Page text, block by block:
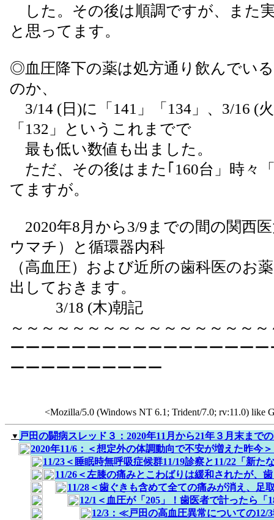
した。その後は順調ですが、また
と思ってます。
◎血圧降下の薬は処方通り飲んでい
のか、
3/14 (日)に「141」「134」、3/16 (
「132」というこれまでで
最も低い数値も出ました。
ただ、その後はまた｢160台」時々
てますが。
2020年8月から3/9までの間の関西
ウマチ）と循環器内科
（高血圧）および近所の歯科医のお
出しておきます。
3/18 (木)朝記
～～～～～～～～～～～～～～～～
ーーーーーーーーーーーーーーーー
ーーーーーーーーーー
<Mozilla/5.0 (Windows NT 6.1; Trident/7.0; rv:11.0) like
▼ 戸田の闘病スレッド３：2020年11月から21年３月末まで
2020年11/6：＜想定外の体調動向で不安が増えた昨今＞
11/23＜睡眠時無呼吸症候群11/19診察と11/22「新た
11/26＜左膝の痛みとこわばりは緩和されたが、
11/28＜歯ぐきも含めて全ての痛みが消え、足
12/1＜血圧が「205」！歯医者で計ったら
12/3：≪戸田の高血圧異常についての12/